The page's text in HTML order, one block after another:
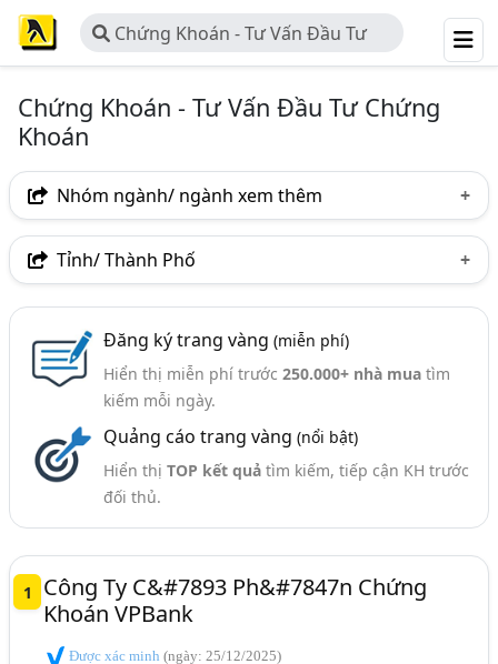
Chứng Khoán - Tư Vấn Đầu Tư
Chứng Khoán
Chứng Khoán - Tư Vấn Đầu Tư Chứng
Khoán
Nhóm ngành/ ngành xem thêm
Ngành nghề
Ngành xem thêm
Chứng Khoán - Môi Giới Chứng Khoán (212)
Chứng Khoán - Dịch Vụ Tài Chính Chứng Khoán (49)
Tỉnh/ Thành Phố
Đăng ký trang vàng (miễn phí)
Hiển thị miễn phí trước 250.000+ nhà muatìm
kiếm mỗi ngày.
Quảng cáo trang vàng (nổi bật)
Hiển thị TOP kết quảtìm kiếm, tiếp cận KH trước
đối thủ.
1
Công Ty C&#7893 Ph&#7847n Chứng
Khoán VPBank
Được xác minh(ngày: 25/12/2025)